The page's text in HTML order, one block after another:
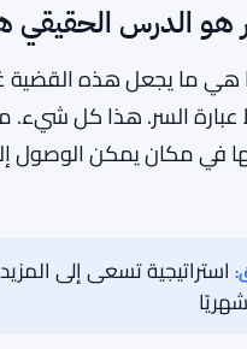
هذه التفاصيل تهم
العالم اللامركزي للعملات
للعملات الرقمية
تصبح فوضوية بسرعة
هو الدرس الحقيقي